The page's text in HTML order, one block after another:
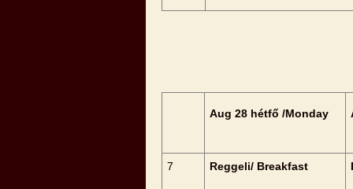
Aug 28 hétfő /Monday
7 Reggeli/ Breakfast